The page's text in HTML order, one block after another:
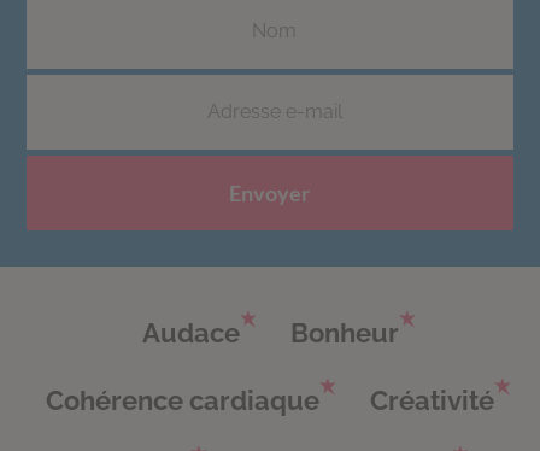
Envoyer
Audace Bonheur
Cohérence cardiaque Créativité